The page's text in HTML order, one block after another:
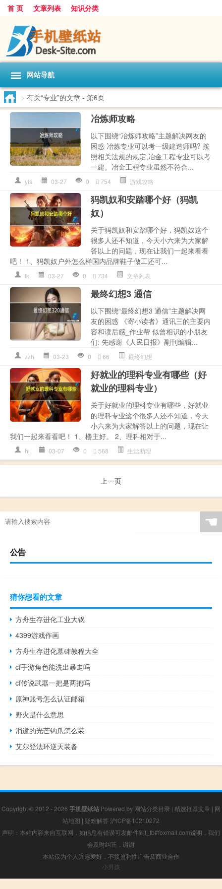
首 页 文章列表 知识分类
网站导航
> 有关“专业”的文章 - 第6页
冶炼师攻略
以下围绕“冶炼师攻略”主题解决网友的
困惑 冶炼专业可以考一级建造师吗? 按
照相关法规的规定,冶金工程专业可以考
一建。冶金工程专业虽然不符合...
yls 03-27 0 754 游戏攻略
犸凯奴和安踏哪个好（犸凯
奴）
关于犸凯奴和安踏哪个好，犸凯奴这个
很多人还不知道，今天小六来为大家解
答以上的问题，现在让我们一起来看看
吧！ 1、犸凯奴户外怎么样国内品牌鞋子做工还可...
lk 03-27 0 734 文章列表
最终幻想3 通信
以下围绕“最终幻想3 通信”主题解决网
友的困惑 《寄小读者》通讯三的主要内
容和读后感_作业帮 似曾相识的小朋友
们: 先感谢《人民日报》副刊编辑...
zzh 03-23 0 66 最终幻想
好就业的理科专业有哪些（好
就业的理科专业）
关于好就业的理科专业有哪些，好就业
的理科专业这个很多人还不知道，今天
小六来为大家解答以上的问题，现在让
我们一起来看看吧！ 1、楼主好。 2、理科相对于...
hj 03-07 0 568 生活助理
上一页
☚
公告
猜你想看的文章
方舟生存进化工业大锅
4399游戏作画
方舟生存进化墓碑教程大全
cf手游角色能洗出暴走吗
cf传说武器一把是两把吗
原神账号怎么认证邮箱
野火是什么意思
消逝的光芒钩爪怎么装
艾尔登法环逆天装备
Copyright © 2012 - 2026 手机壁纸站 Powered by 网站分类目录 | 精选推荐文章 | 网
站地图 | 疑难解答 沪ICP备10210272
声明：本站内容来自互联网，如信息有错误可发邮件到f_fb#foxmail.com说明，我们
会及时纠正，谢谢
本站仅为个人兴趣爱好，不接盈利性广告及商业合作
小男孩